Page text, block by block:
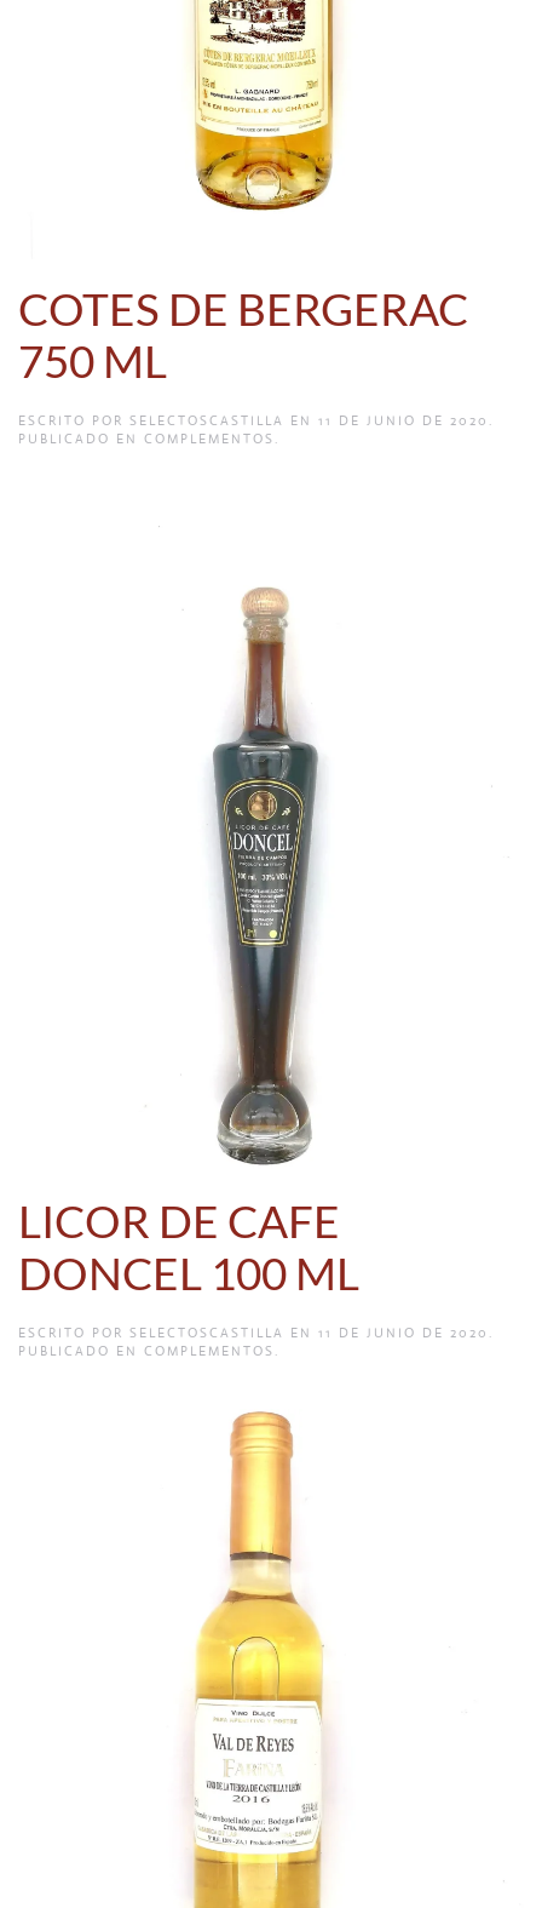
COTES DE BERGERAC
750 ML
ESCRITO POR SELECTOSCASTILLA EN 11 DE JUNIO DE 2020 .
PUBLICADO EN COMPLEMENTOS .
LICOR DE CAFE
DONCEL 100 ML
ESCRITO POR SELECTOSCASTILLA EN 11 DE JUNIO DE 2020 .
PUBLICADO EN COMPLEMENTOS .